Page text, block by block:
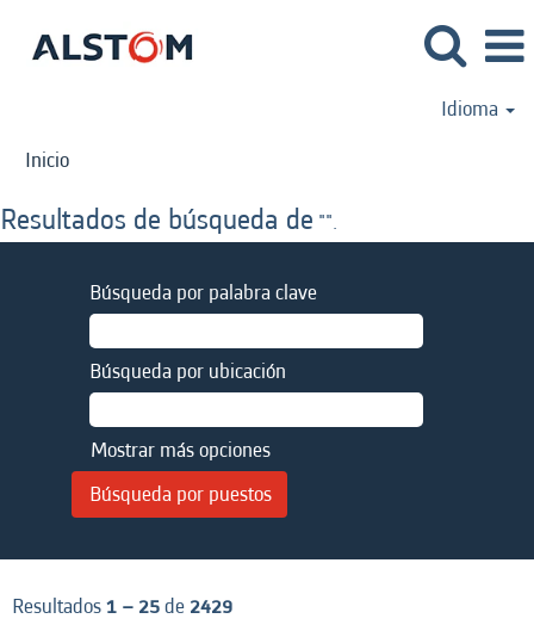
Idioma
Inicio
Resultados de búsqueda de "".
Búsqueda por palabra clave
Búsqueda por ubicación
Mostrar más opciones
Resultados1 – 25de 2429